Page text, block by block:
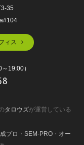
35
ィス
～19:00）
タロウズが運営している
プロ ・ SEM-PRO ・ オー